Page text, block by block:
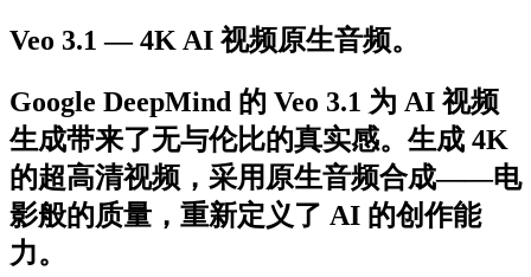
Veo 3.1 — 4K AI 视频原生音频。
Google DeepMind 的 Veo 3.1 为 AI 视频
生成带来了无与伦比的真实感。生成 4K
的超高清视频，采用原生音频合成——电
影般的质量，重新定义了 AI 的创作能
力。